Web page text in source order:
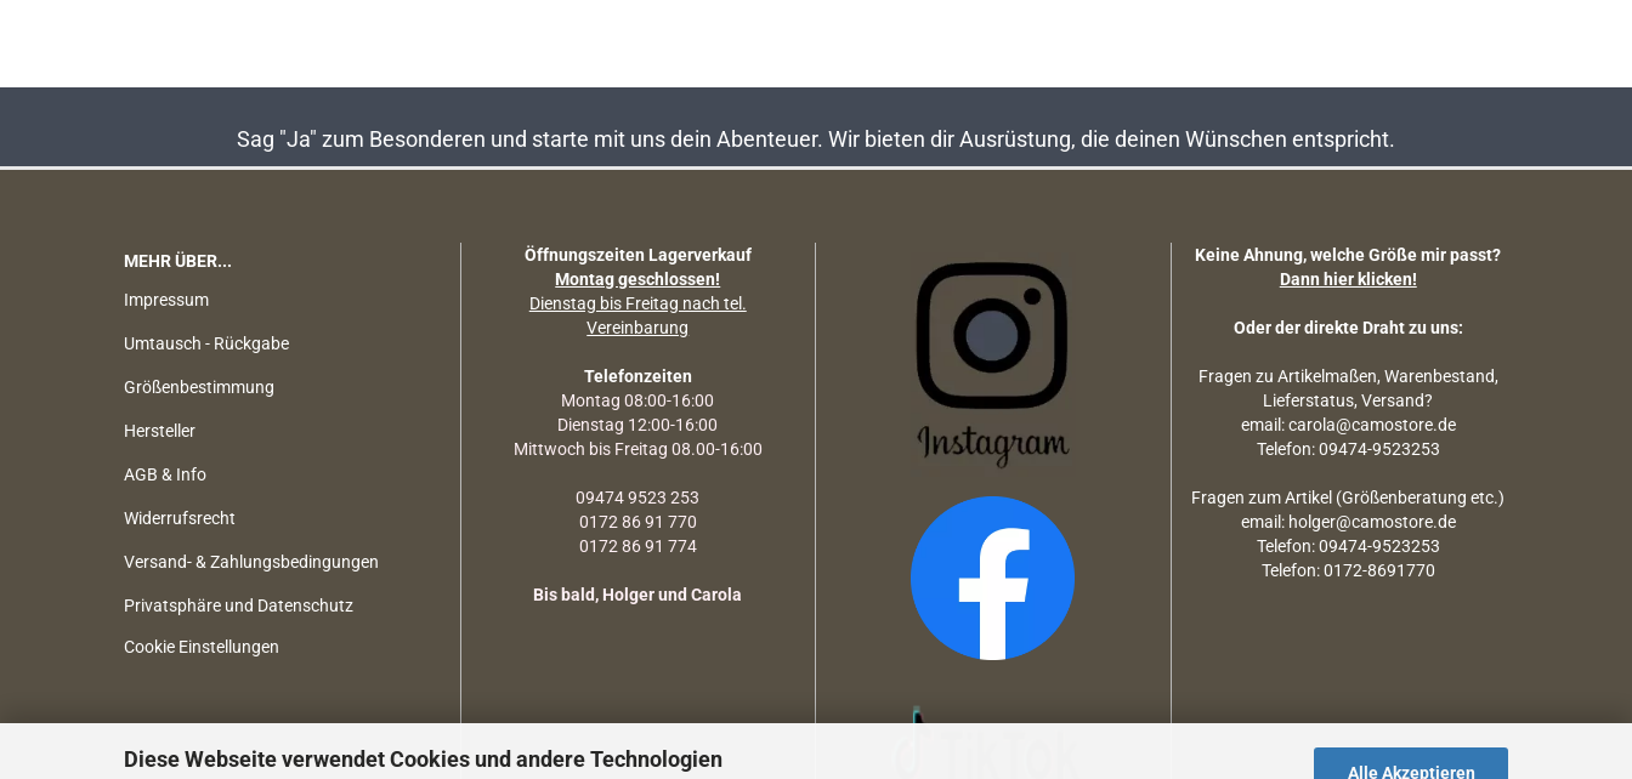
Diese Webseite verwendet Cookies und andere Technologien
Alle Akzeptieren
Sag "Ja" zum Besonderen und starte mit uns dein Abenteuer. Wir bieten dir Ausrüstung, die deinen Wünschen entspricht.
MEHR ÜBER...
Impressum
Umtausch - Rückgabe
Größenbestimmung
Hersteller
AGB & Info
Widerrufsrecht
Versand- & Zahlungsbedingungen
Privatsphäre und Datenschutz
Cookie Einstellungen
Öffnungszeiten Lagerverkauf
Montag geschlossen!
Dienstag bis Freitag nach tel.
Vereinbarung
Telefonzeiten
Montag 08:00-16:00
Dienstag 12:00-16:00
Mittwoch bis Freitag 08.00-16:00
09474 9523 253
0172 86 91 770
0172 86 91 774
Bis bald, Holger und Carola
Keine Ahnung, welche Größe mir passt?
Dann hier klicken!
Oder der direkte Draht zu uns:
Fragen zu Artikelmaßen, Warenbestand,
Lieferstatus, Versand?
email: carola@camostore.de
Telefon: 09474-9523253
Fragen zum Artikel (Größenberatung etc.)
email: holger@camostore.de
Telefon: 09474-9523253
Telefon: 0172-8691770